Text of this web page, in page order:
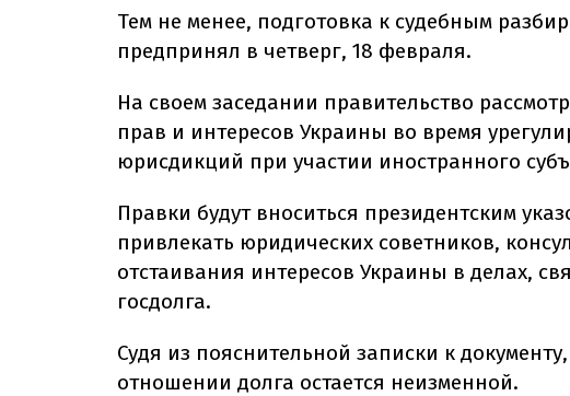
Тем не менее, подготовка к судебным
предпринял в четверг, 18 февраля.
На своем заседании правительство
прав и интересов Украины во время
юрисдикций при участии иностранного
Правки будут вноситься президентским
привлекать юридических советников,
отстаивания интересов Украины в делах,
госдолга.
Судя из пояснительной записки к
отношении долга остается неизменной.